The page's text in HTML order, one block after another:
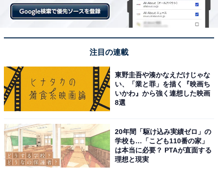
Amazonで見る
※回答者のコメントは原文ママです
この記事の筆者：福島 ゆき プロフィール
アニメや漫画のレビュー、エンタメトピックスなどを中
注目の連載
東野圭吾や湊かなえだけじゃな
い、「業と罪」を描く『映画ち
いかわ』から強く連想した映画
8選
20年間「駆け込み実績ゼロ」の
学校も…「こども110番の家」
は本当に必要？ PTAが直面する
理想と現実